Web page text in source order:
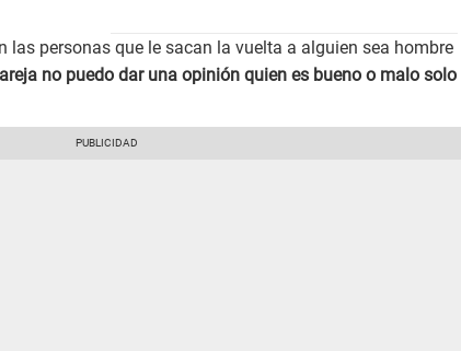
las personas que le sacan la vuelta a alguien sea hombre
no puedo dar una opinión quien es bueno o malo solo